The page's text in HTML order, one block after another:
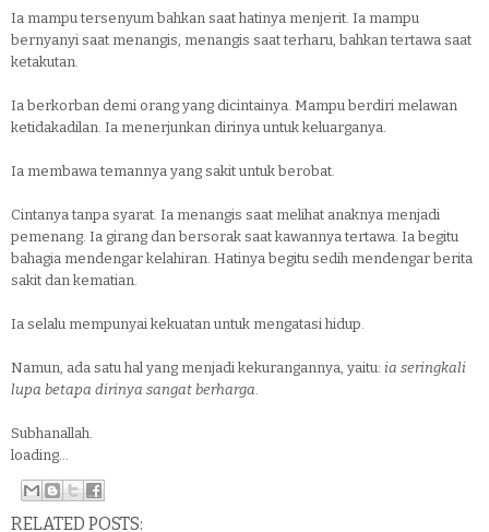
Ia mampu tersenyum bahkan saat hatinya menjerit. Ia mampu
bernyanyi saat menangis, menangis saat terharu, bahkan tertawa saat
ketakutan.
Ia berkorban demi orang yang dicintainya. Mampu berdiri melawan
ketidakadilan. Ia menerjunkan dirinya untuk keluarganya.
Ia membawa temannya yang sakit untuk berobat.
Cintanya tanpa syarat. Ia menangis saat melihat anaknya menjadi
pemenang. Ia girang dan bersorak saat kawannya tertawa. Ia begitu
bahagia mendengar kelahiran. Hatinya begitu sedih mendengar berita
sakit dan kematian.
Ia selalu mempunyai kekuatan untuk mengatasi hidup.
Namun, ada satu hal yang menjadi kekurangannya, yaitu: ia seringkali
lupa betapa dirinya sangat berharga.
Subhanallah.
loading...
RELATED POSTS: